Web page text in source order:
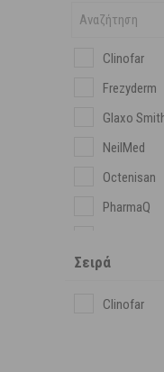
Clinofar
Frezyderm
Glaxo
NeilMed
Octenisan
PharmaQ
Vicks
Σειρά
Clinofar